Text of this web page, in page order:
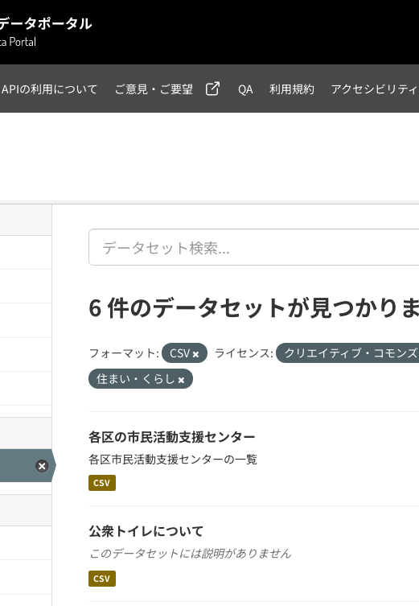
APIの利用について ご意見・ご要望 QA 利用規約 アクセシビリテ
6 件のデータセットが見つかり
フォーマット: CSV ライセンス: クリエイティブ・コモン
住まい・くらし
各区の市民活動支援センター
各区市民活動支援センターの一覧
CSV
公衆トイレについて
このデータセットには説明がありません
CSV